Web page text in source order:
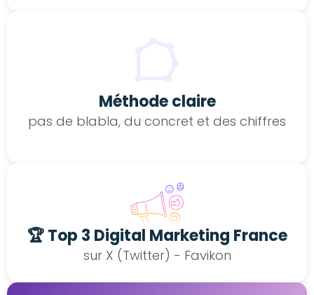
Méthode claire
pas de blabla, du concret et des chiffres
🏆 Top 3 Digital Marketing France
sur X (Twitter) - Favikon